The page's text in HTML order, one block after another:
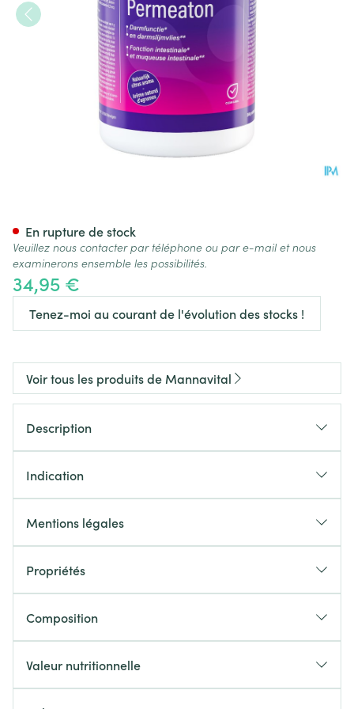
34,95 €
Tenez-moi au courant de l'évolution des stocks !
En rupture de stock
Veuillez nous contacter par téléphone ou par e-mail et nous
examinerons ensemble les possibilités.
Voir tous les produits de Mannavital
Description
Indication
Mentions légales
Propriétés
Composition
Valeur nutritionnelle